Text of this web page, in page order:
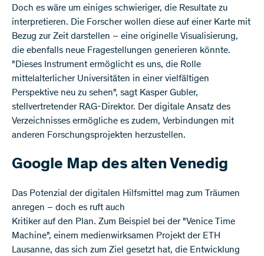
Doch es wäre um einiges schwieriger, die Resultate zu
interpretieren. Die Forscher wollen diese auf einer Karte mit
Bezug zur Zeit darstellen – eine originelle Visualisierung,
die ebenfalls neue Fragestellungen generieren könnte.
"Dieses Instrument ermöglicht es uns, die Rolle
mittelalterlicher Universitäten in einer vielfältigen
Perspektive neu zu sehen", sagt Kasper Gubler,
stellvertretender RAG-Direktor. Der digitale Ansatz des
Verzeichnisses ermögliche es zudem, Verbindungen mit
anderen Forschungsprojekten herzustellen.
Google Map des alten Venedig
Das Potenzial der digitalen Hilfsmittel mag zum Träumen
anregen – doch es ruft auch
Kritiker auf den Plan. Zum Beispiel bei der "Venice Time
Machine", einem medienwirksamen Projekt der ETH
Lausanne, das sich zum Ziel gesetzt hat, die Entwicklung